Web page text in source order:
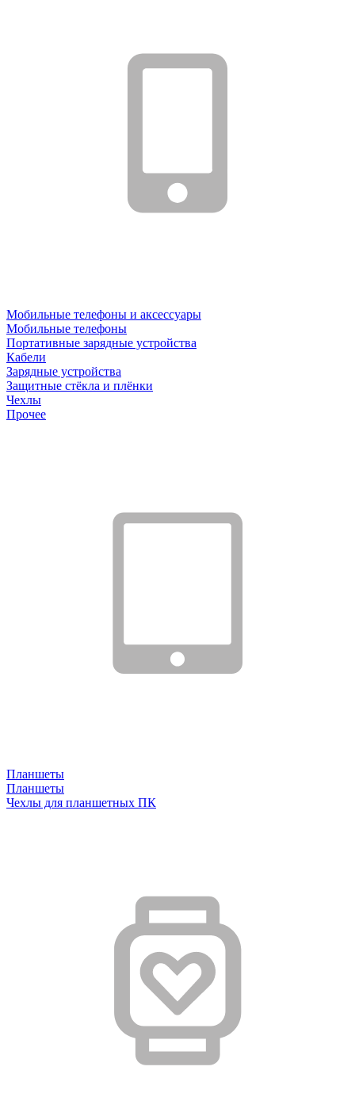
Мобильные телефоны и аксессуары
Мобильные телефоны
Портативные зарядные устройства
Кабели
Зарядные устройства
Защитные стёкла и плёнки
Чехлы
Прочее
Планшеты
Планшеты
Чехлы для планшетных ПК